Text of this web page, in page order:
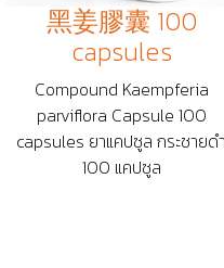
黑姜膠囊 100
capsules
Compound Kaempferia
parviflora Capsule 100
capsules ยาแคปซูล กระชายดำ
100 แคปซูล